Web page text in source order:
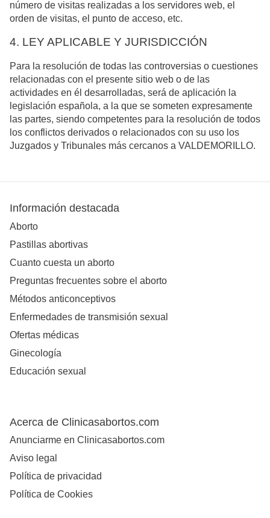
número de visitas realizadas a los servidores web, el
orden de visitas, el punto de acceso, etc.
4. LEY APLICABLE Y JURISDICCIÓN
Para la resolución de todas las controversias o cuestiones
relacionadas con el presente sitio web o de las
actividades en él desarrolladas, será de aplicación la
legislación española, a la que se someten expresamente
las partes, siendo competentes para la resolución de todos
los conflictos derivados o relacionados con su uso los
Juzgados y Tribunales más cercanos a VALDEMORILLO.
Información destacada
Aborto
Pastillas abortivas
Cuanto cuesta un aborto
Preguntas frecuentes sobre el aborto
Métodos anticonceptivos
Enfermedades de transmisión sexual
Ofertas médicas
Ginecología
Educación sexual
Acerca de Clinicasabortos.com
Anunciarme en Clinicasabortos.com
Aviso legal
Política de privacidad
Política de Cookies